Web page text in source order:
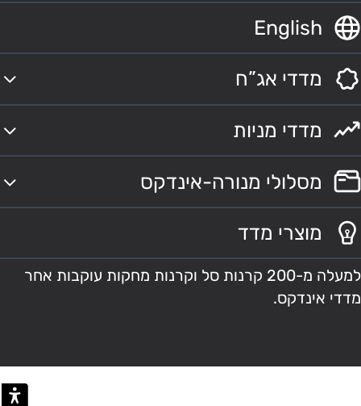
English
מדדי אג”ח
מדדי מניות
מסלולי מנורה-אינדקס
מוצרי מדד
למעלה מ-200 קרנות סל וקרנות מחקות עוקבות אחר
מדדי אינדקס.